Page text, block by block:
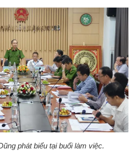
phát biểu tại buổi làm việc.